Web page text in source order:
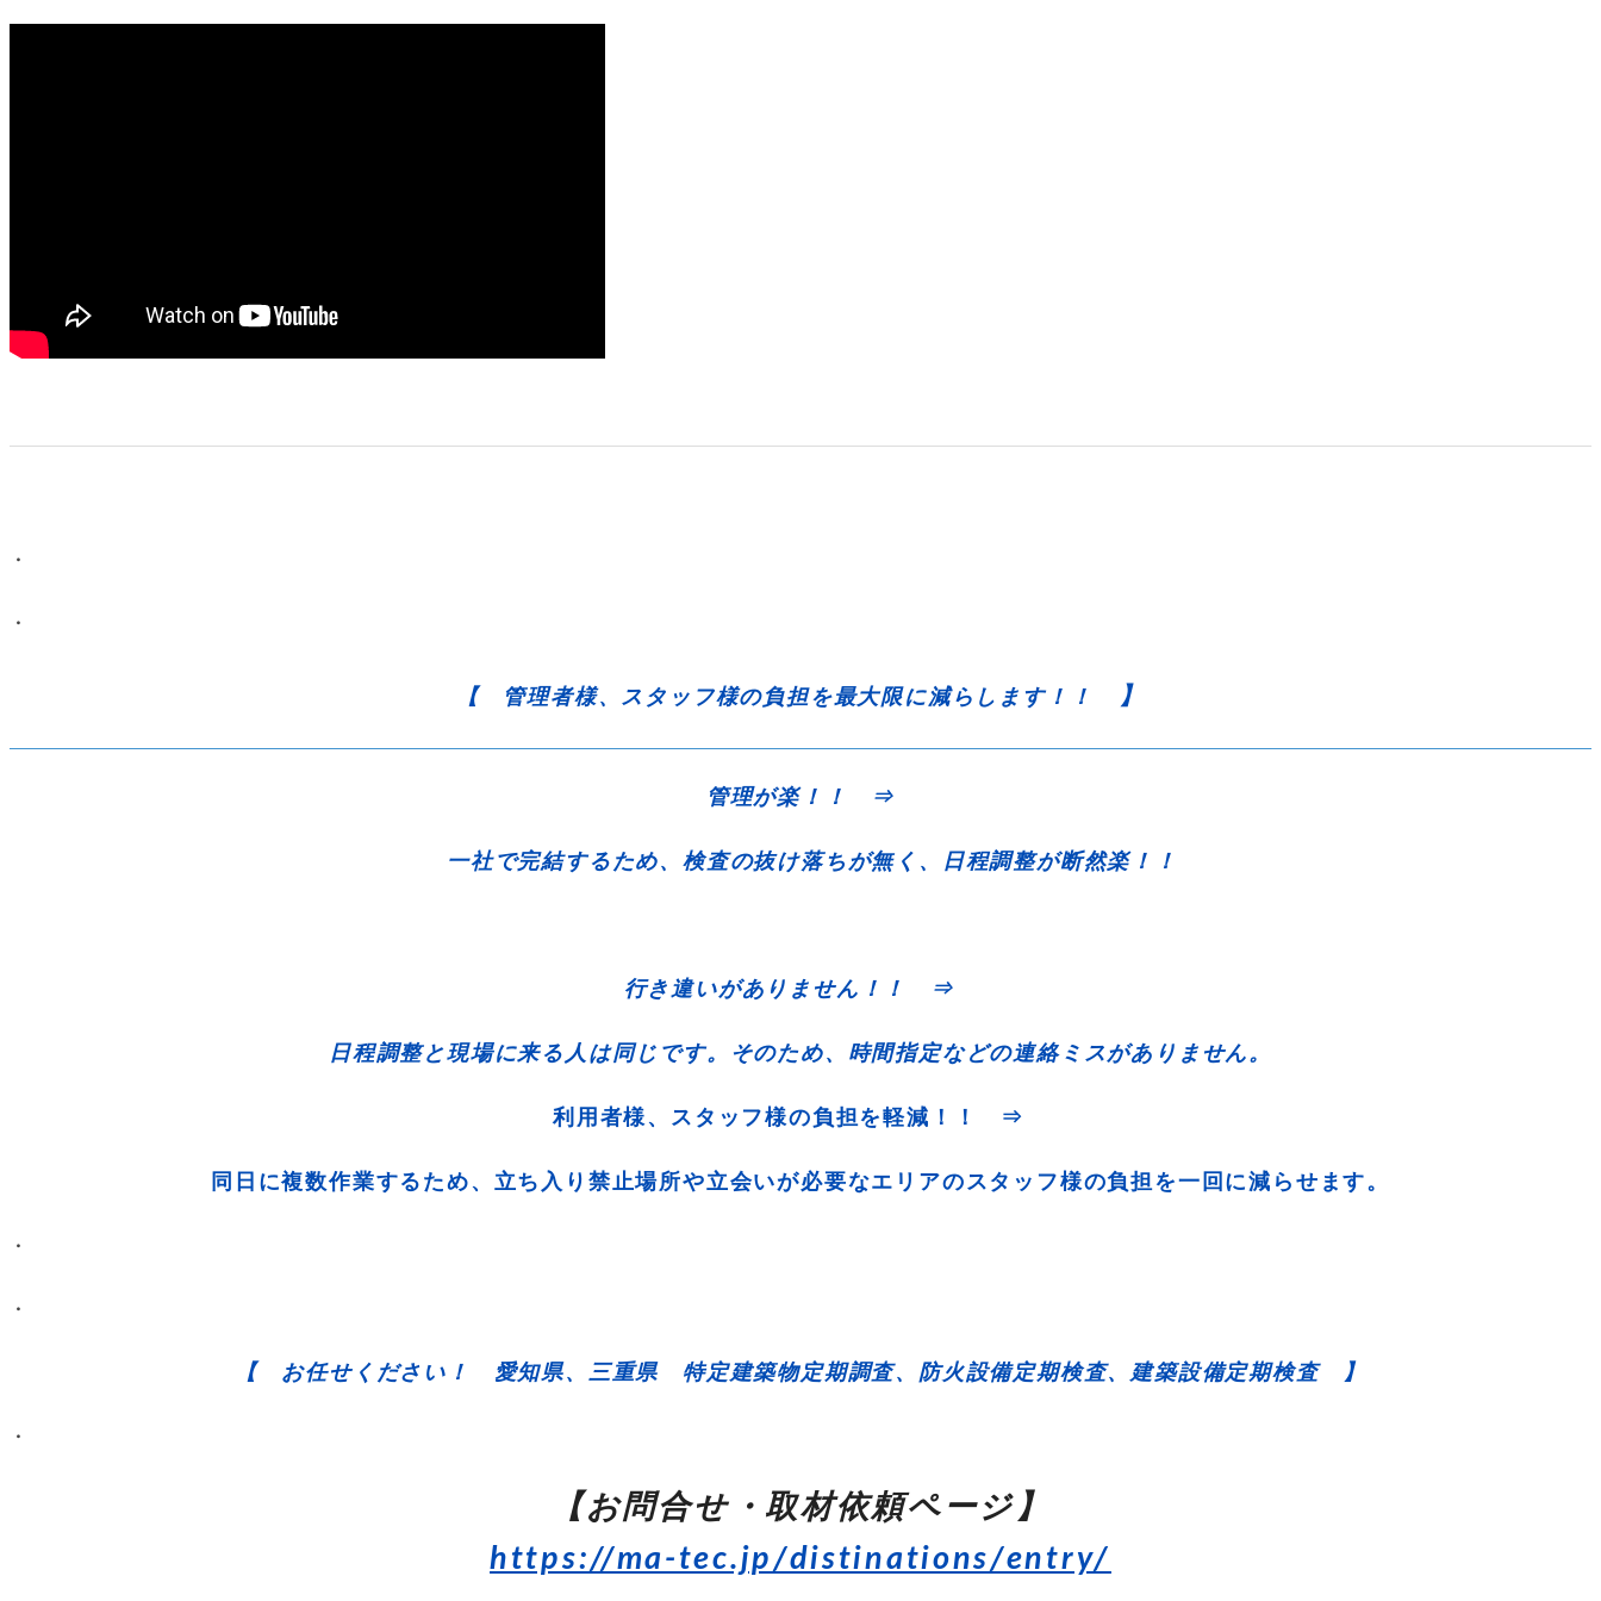
・
・
【 管理者様、スタッフ様の負担を最大限に減らします！！ 】
管理が楽！！ ⇒
一社で完結するため、検査の抜け落ちが無く、日程調整が断然楽！！
行き違いがありません！！ ⇒
日程調整と現場に来る人は同じです。そのため、時間指定などの連絡ミスがありません。
利用者様、スタッフ様の負担を軽減！！ ⇒
同日に複数作業するため、立ち入り禁止場所や立会いが必要なエリアのスタッフ様の負担を一回に減らせます。
・
・
【 お任せください！ 愛知県、三重県 特定建築物定期調査、防火設備定期検査、建築設備定期検査 】
・
【お問合せ・取材依頼ページ】
https://ma-tec.jp/distinations/entry/